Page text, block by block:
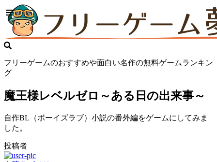
フリーゲームのおすすめや面白い名作の無料ゲームランキン
グ
魔王様レベルゼロ～ある日の出来事～
自作BL（ボーイズラブ）小説の番外編をゲームにしてみま
した。
投稿者